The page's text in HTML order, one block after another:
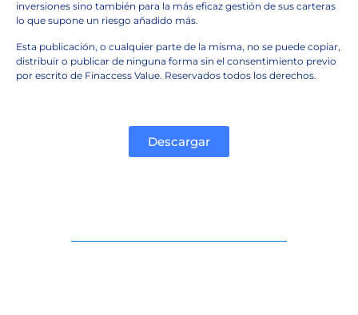
inversiones sino también para la más eficaz gestión de sus carteras
lo que supone un riesgo añadido más.
Esta publicación, o cualquier parte de la misma, no se puede copiar,
distribuir o publicar de ninguna forma sin el consentimiento previo
por escrito de Finaccess Value. Reservados todos los derechos.
Descargar